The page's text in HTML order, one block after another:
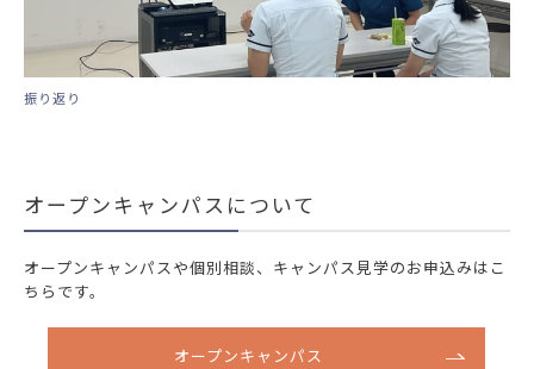
振り返り
オープンキャンパスについて
オープンキャンパスや個別相談、キャンパス見学のお申込みはこ
ちらです。
オープンキャンパス